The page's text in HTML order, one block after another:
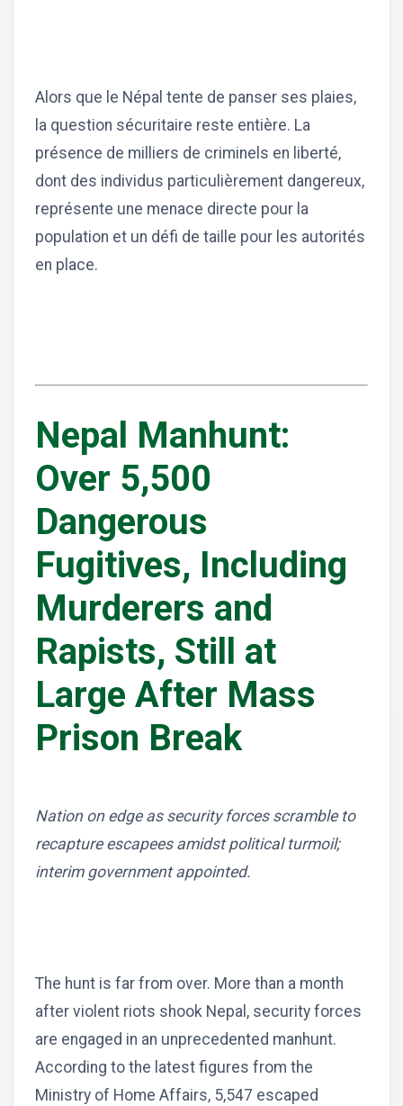
Alors que le Népal tente de panser ses plaies,
la question sécuritaire reste entière. La
présence de milliers de criminels en liberté,
dont des individus particulièrement dangereux,
représente une menace directe pour la
population et un défi de taille pour les autorités
en place.
Nepal Manhunt:
Over 5,500
Dangerous
Fugitives, Including
Murderers and
Rapists, Still at
Large After Mass
Prison Break
Nation on edge as security forces scramble to
recapture escapees amidst political turmoil;
interim government appointed.
The hunt is far from over. More than a month
after violent riots shook Nepal, security forces
are engaged in an unprecedented manhunt.
According to the latest figures from the
Ministry of Home Affairs, 5,547 escaped